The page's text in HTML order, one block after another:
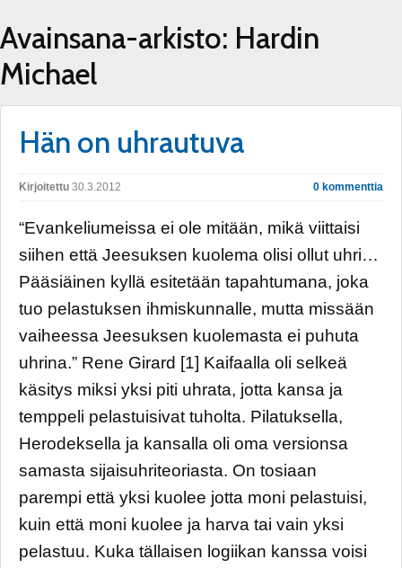
Avainsana-arkisto: Hardin
Michael
Hän on uhrautuva
Kirjoitettu 30.3.2012 0 kommenttia
“Evankeliumeissa ei ole mitään, mikä viittaisi
siihen että Jeesuksen kuolema olisi ollut uhri…
Pääsiäinen kyllä esitetään tapahtumana, joka
tuo pelastuksen ihmiskunnalle, mutta missään
vaiheessa Jeesuksen kuolemasta ei puhuta
uhrina.” Rene Girard [1] Kaifaalla oli selkeä
käsitys miksi yksi piti uhrata, jotta kansa ja
temppeli pelastuisivat tuholta. Pilatuksella,
Herodeksella ja kansalla oli oma versionsa
samasta sijaisuhriteoriasta. On tosiaan
parempi että yksi kuolee jotta moni pelastuisi,
kuin että moni kuolee ja harva tai vain yksi
pelastuu. Kuka tällaisen logiikan kanssa voisi